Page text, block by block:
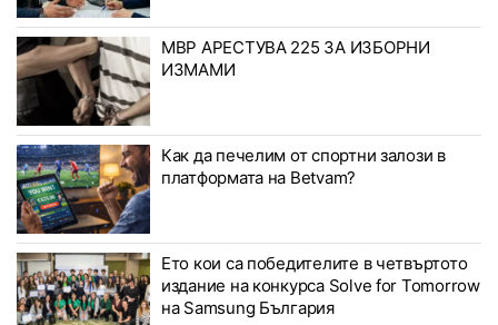
МВР АРЕСТУВА 225 ЗА ИЗБОРНИ
ИЗМАМИ
Как да печелим от спортни залози в
платформата на Betvam?
Ето кои са победителите в четвъртото
издание на конкурса Solve for Tomorrow
на Samsung България